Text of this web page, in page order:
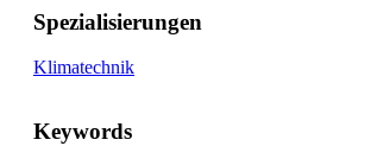
Spezialisierungen
Klimatechnik
Keywords